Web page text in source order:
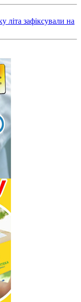
літа зафіксували на